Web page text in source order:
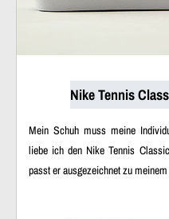
Nike Tennis
Mein Schuh muss meine
liebe ich den Nike Tennis
passt er ausgezeichnet zu